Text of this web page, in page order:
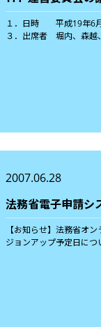
１．日時 平成19年6
３．出席者 堀内、森越
2007.06.28
法務省電子申請シ
【お知らせ】法務省オ
ジョンアップ予定日に